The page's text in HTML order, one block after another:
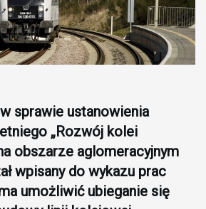
sprawie ustanowienia
„Rozwój kolei
obszarze aglomeracyjnym
wpisany do wykazu prac
umożliwić ubieganie się